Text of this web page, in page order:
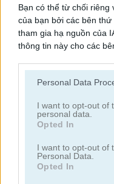
Bạn có thể từ chối riêng
của bạn bởi các bên
tham gia hạ nguồn của
thông tin này cho các
lộ thêm thông tin này
services and may
not limited to your visit
grant or deny consent
use your data for below
consent section.
Personal Data
I want to opt-out of
personal data.
Opted In
I want to opt-out of
Personal Data.
Opted In
Sweet Hangman
Arkadium's Codeword